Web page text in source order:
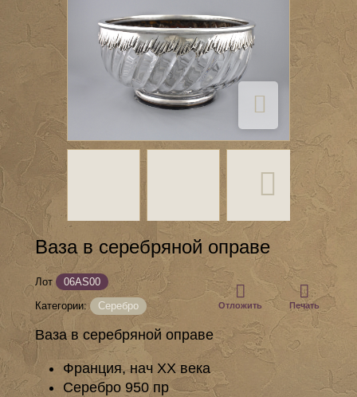
Ваза в серебряной оправе
Печать
Отложить
Лот
06AS00
Категории:
Серебро
Ваза в серебряной оправе
Франция, нач ХХ века
Серебро 950 пр